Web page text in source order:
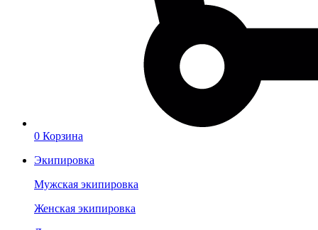
0 Корзина
Экипировка
Мужская экипировка
Женская экипировка